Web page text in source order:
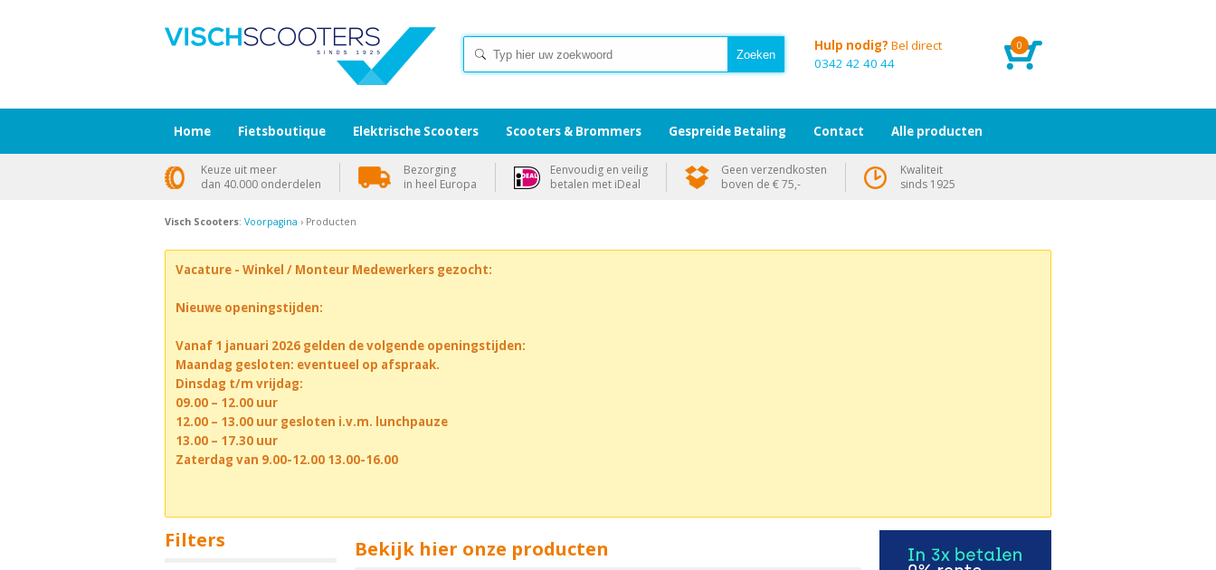
0
Hulp nodig? Bel direct
0342 42 40 44
Visch Scooters: Voorpagina › Producten
Vacature - Winkel / Monteur Medewerkers gezocht:
Nieuwe openingstijden:
Vanaf 1 januari 2026 gelden de volgende openingstijden:
Maandag gesloten: eventueel op afspraak.
Dinsdag t/m vrijdag:
09.00 – 12.00 uur
12.00 – 13.00 uur gesloten i.v.m. lunchpauze
13.00 – 17.30 uur
Zaterdag van 9.00-12.00 13.00-16.00
Filters Bekijk hier onze producten
Home Fietsboutique Elektrische Scooters Scooters & Brommers Gespreide Betaling Contact Alle producten
Keuze uit meer
dan 40.000 onderdelen
Bezorging
in heel Europa
Eenvoudig en veilig
betalen met iDeal
Geen verzendkosten
boven de € 75,-
Kwaliteit
sinds 1925